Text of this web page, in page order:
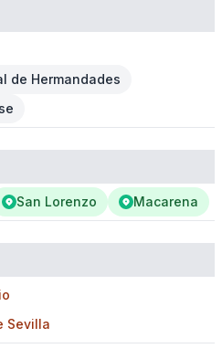
de Hermandades
San Lorenzo Macarena
Sevilla